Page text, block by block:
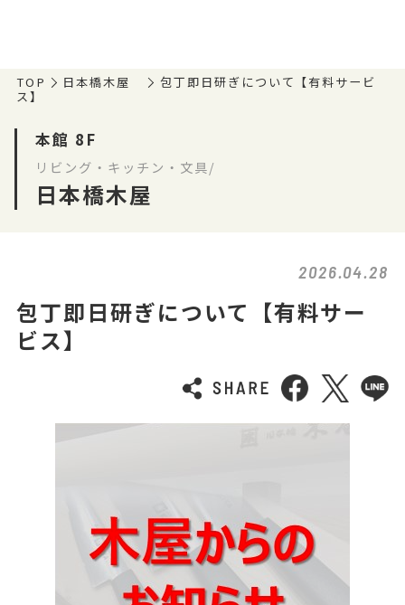
TOP 日本橋木屋
包丁即日研ぎについて【有料サービ
ス】
本館 8F
リビング・キッチン・文具/
日本橋木屋
2026.04.28
包丁即日研ぎについて【有料サー
ビス】